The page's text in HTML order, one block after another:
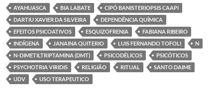
AYAHUASCA BIA LABATE
CIPÓ BANISTERIOPSIS CAAPI
DARTIU XAVIER DA SILVEIRA
DEPENDÊNCIA QUÍMICA
EFEITOS PSICOATIVOS
ESQUIZOFRENIA
FABIANA RIBEIRO
INDÍGENA
JANAINA QUITERIO LUIS FERNANDO TOFOLI
N
N-DIMETILTRIPTAMINA (DMT)
PSICODÉLICOS
PSICÓTICOS
PSYCHOTRIA VIRIDIS
RELIGIÃO RITUAL
SANTO DAIME
UDV
USO TERAPEUTICO